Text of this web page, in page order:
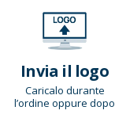
Invia il logo
Caricalo durante
l’ordine oppure dopo